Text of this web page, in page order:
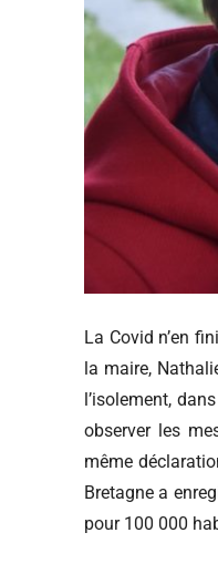
La Covid n’en
la maire,
l’isolement,
observer les
même
Bretagne a
pour 100 000